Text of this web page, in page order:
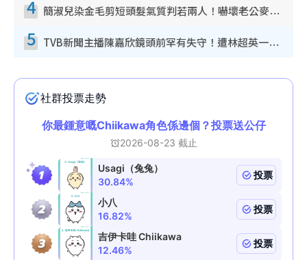
4 簡淑兒染金毛剪短頭髮氣質判若兩人！嚇壞老公麥大力都認唔出：「你做咩事？」
5 TVB新聞主播陳嘉欣鏡頭前罕有失守！遭林超英一句說話突襲嚇親當場大笑